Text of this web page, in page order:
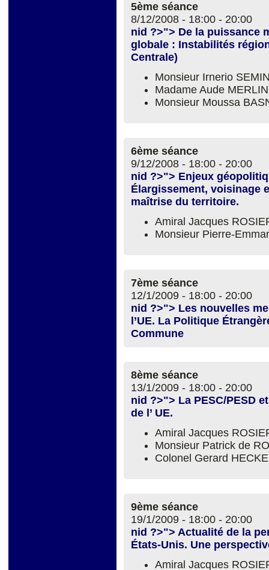
5ème séance
8/12/2008 - 18:00 - 20:00
nid ?>"> De la puissance
globale : Instabilités
Centrale)
Monsieur Irnerio
Madame Aude MERLIN
Monsieur Moussa
6ème séance
9/12/2008 - 18:00 - 20:00
nid ?>"> Enjeux
Élargissement, voisinage
maîtrise du territoire.
Amiral Jacques
Monsieur Pierre-
7ème séance
12/1/2009 - 18:00 - 20:00
nid ?>"> Les nouvelles
l’UE. La Politique
Commune
8ème séance
13/1/2009 - 18:00 - 20:00
nid ?>"> La PESC/PESD
de l’ UE.
Amiral Jacques
Monsieur Patrick de
Colonel Gerard
9ème séance
19/1/2009 - 18:00 - 20:00
nid ?>"> Actualité de la
États-Unis. Une
Amiral Jacques